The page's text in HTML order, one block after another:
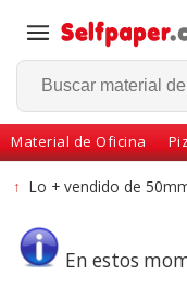
Material de Oficina
Volver
↑Lo + vendido de
En estos